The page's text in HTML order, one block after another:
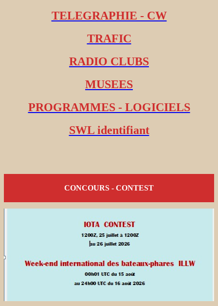
TELEGRAPHIE - CW
TRAFIC
RADIO CLUBS
MUSEES
PROGRAMMES - LOGICIELS
SWL identifiant
CONCOURS - CONTEST